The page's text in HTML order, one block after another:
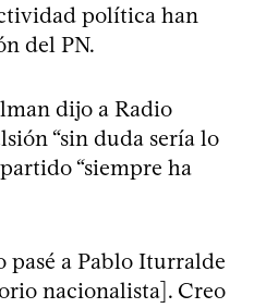
política han
del PN.
dijo a Radio
“sin duda sería lo
“siempre ha
pasé a Pablo Iturralde
nacionalista]. Creo